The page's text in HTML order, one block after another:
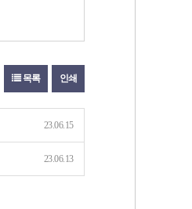
목록 인쇄
23.06.15
23.06.13